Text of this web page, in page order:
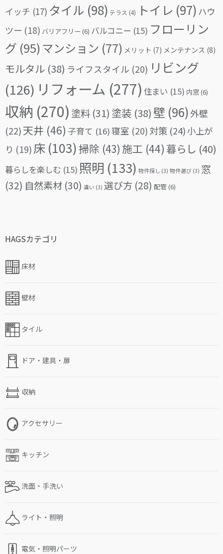
イッチ (17) タイル (98) テラス (4) トイレ (97) ハウ
ツー (18) バリアフリー (6) バルコニー (15) フローリン
グ (95)マンション (77) メリット (7) メンテナンス (8)
モルタル (38) ライフスタイル (20) リビング
(126) リフォーム (277) 住まい (15) 内窓(6)
収納 (270) 塗料 (31) 塗装 (38) 壁 (96)外壁
(22)天井 (46) 子育て (16)寝室 (20) 対策 (24)小上が
り (19) 床 (103)掃除 (43) 施工 (44) 暮らし (40)
暮らしを楽しむ (15) 照明 (133) 物件探し (3) 物件選び (3) 窓
(32) 自然素材 (30) 違い (3) 選び方 (28) 配管(6)
HAGSカテゴリ
床材
壁材
タイル
ドア・建具・扉
収納
アクセサリー
キッチン
洗面・手洗い
ライト・照明
電気・照明パーツ